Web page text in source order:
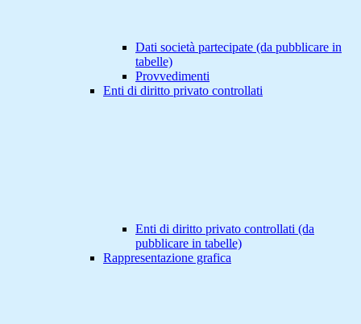
Dati società partecipate (da pubblicare in
tabelle)
Provvedimenti
Enti di diritto privato controllati
Enti di diritto privato controllati (da
pubblicare in tabelle)
Rappresentazione grafica